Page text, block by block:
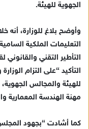
إ
ل
ك
ت
و
الجهوية للهيئة.
وأوضح بلاغ للوزارة، أنه
التعليمات الملكية
التأطير التقني
التأكيد “على التزام
للهيئة والمجالس
مهنة الهندسة المعمارية
كما أشادت “بجهود